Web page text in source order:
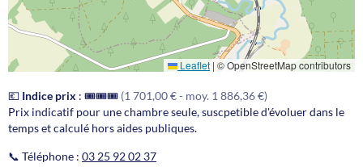
Leaflet |© OpenStreetMap contributors
💶 Indice prix : 🎟️🎟️🎟️ (1 701,00 € - moy. 1 886,36 €)
Prix indicatif pour une chambre seule, suscpetible d'évoluer dans le
temps et calculé hors aides publiques.
📞 Téléphone : 03 25 92 02 37